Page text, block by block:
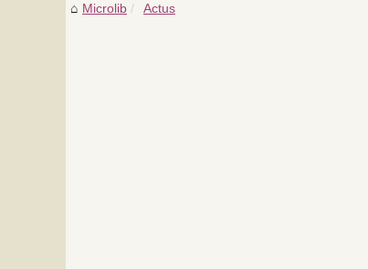
Microlib Actus